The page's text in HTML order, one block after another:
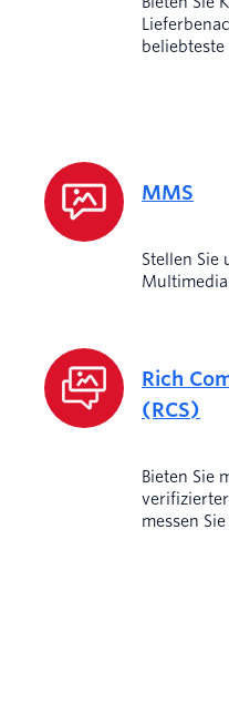
MMS
Stellen Sie
Rich
(RCS)
Bieten Sie
messen